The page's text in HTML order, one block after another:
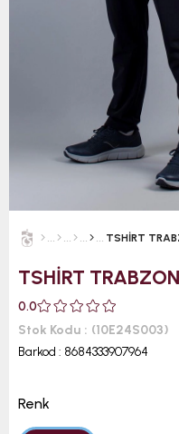
TSHİRT
TSHİRT
0.0
Stok Kodu
(10E24S003)
Barkod : 8684333907964
Renk